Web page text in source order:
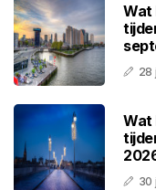
Wat
28
Wat
30